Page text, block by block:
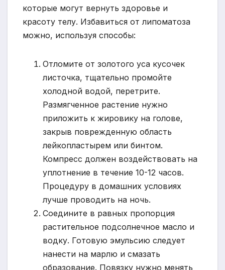
которые могут вернуть здоровье и
красоту телу. Избавиться от липоматоза
можно, используя способы:
Отломите от золотого уса кусочек
листочка, тщательно промойте
холодной водой, перетрите.
Размягченное растение нужно
приложить к жировику на голове,
закрыв поврежденную область
лейкопластырем или бинтом.
Компресс должен воздействовать на
уплотнение в течение 10-12 часов.
Процедуру в домашних условиях
лучше проводить на ночь.
Соедините в равных пропорция
растительное подсолнечное масло и
водку. Готовую эмульсию следует
нанести на марлю и смазать
образование. Повязку нужно менять